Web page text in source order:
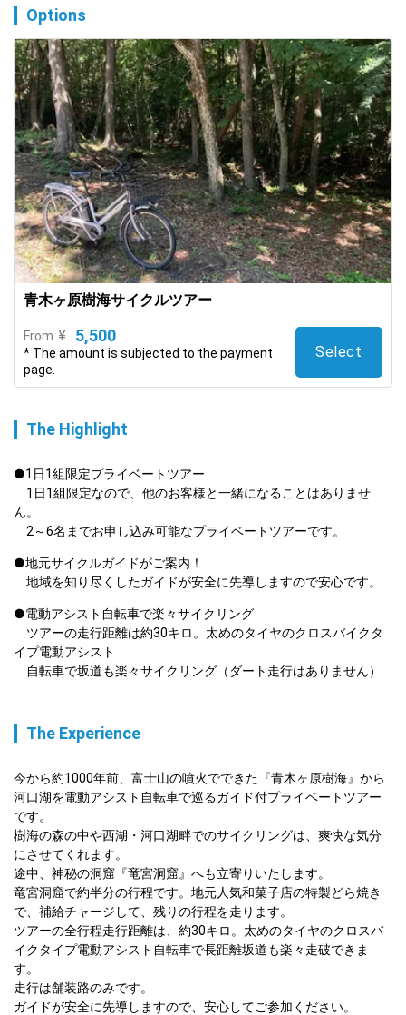
Options
青木ヶ原樹海サイクルツアー
From ¥ 5,500
* The amount is subjected to the payment
page.
Select
The Highlight
●1日1組限定プライベートツアー
1日1組限定なので、他のお客様と一緒になることはありませ
ん。
2～6名までお申し込み可能なプライベートツアーです。
●地元サイクルガイドがご案内！
地域を知り尽くしたガイドが安全に先導しますので安心です。
●電動アシスト自転車で楽々サイクリング
ツアーの走行距離は約30キロ。太めのタイヤのクロスバイクタ
イプ電動アシスト
自転車で坂道も楽々サイクリング（ダート走行はありません）
The Experience
今から約1000年前、富士山の噴火でできた『青木ヶ原樹海』から
河口湖を電動アシスト自転車で巡るガイド付プライベートツアー
です。
樹海の森の中や西湖・河口湖畔でのサイクリングは、爽快な気分
にさせてくれます。
途中、神秘の洞窟『竜宮洞窟』へも立寄りいたします。
竜宮洞窟で約半分の行程です。地元人気和菓子店の特製どら焼き
で、補給チャージして、残りの行程を走ります。
ツアーの全行程走行距離は、約30キロ。太めのタイヤのクロスバ
イクタイプ電動アシスト自転車で長距離坂道も楽々走破できま
す。
走行は舗装路のみです。
ガイドが安全に先導しますので、安心してご参加ください。